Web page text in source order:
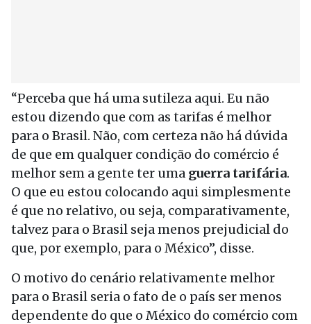
“Perceba que há uma sutileza aqui. Eu não
estou dizendo que com as tarifas é melhor
para o Brasil. Não, com certeza não há dúvida
de que em qualquer condição do comércio é
melhor sem a gente ter uma guerra tarifária.
O que eu estou colocando aqui simplesmente
é que no relativo, ou seja, comparativamente,
talvez para o Brasil seja menos prejudicial do
que, por exemplo, para o México”, disse.
O motivo do cenário relativamente melhor
para o Brasil seria o fato de o país ser menos
dependente do que o México do comércio com